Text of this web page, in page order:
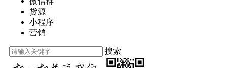
货源
小程序
营销
搜索